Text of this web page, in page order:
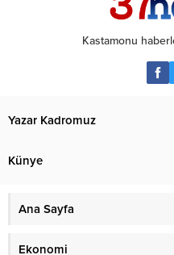
Kastamonu
Yazar Kadromuz
Künye
Ana Sayfa
Ekonomi